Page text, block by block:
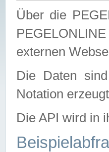
Über die
externen
Die Daten
Notation
Die API wird in